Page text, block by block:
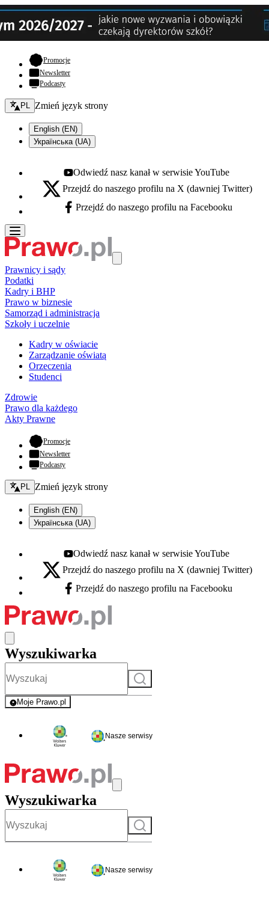
Promocje- otwiera się w nowej karcie
Newsletter
Podcasty
Zmień język - bieżący:
PL Zmień język strony
English (EN)
Українська (UA)
Youtube - otwiera się w nowej karcie
Odwiedź nasz kanał w serwisie YouTube
X - otwiera się w nowej karcie
Przejdź do naszego profilu na X (dawniej Twitter)
Facebook - otwiera się w nowej karcie
Przejdź do naszego profilu na Facebooku
Prawnicy i sądy
Podatki
Kadry i BHP
Prawo w biznesie
Samorząd i administracja
Szkoły i uczelnie
Kadry w oświacie
Zarządzanie oświatą
Orzeczenia
Studenci
Zdrowie
Prawo dla każdego
Akty Prawne
Promocje- otwiera się w nowej karcie
Newsletter
Podcasty
Zmień język - bieżący:
PL Zmień język strony
English (EN)
Українська (UA)
Youtube - otwiera się w nowej karcie
Odwiedź nasz kanał w serwisie YouTube
X - otwiera się w nowej karcie
Przejdź do naszego profilu na X (dawniej Twitter)
Facebook - otwiera się w nowej karcie
Przejdź do naszego profilu na Facebooku
Wyszukiwarka
Szukaj
Moje Prawo.pl
- rejestracja i logowanie do serwisu
Nasze serwisy
Wyszukiwarka
Szukaj
Nasze serwisy